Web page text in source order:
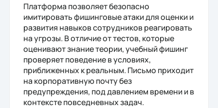
Платформа позволяет безопасно
имитировать фишинговые атаки для оценки и
развития навыков сотрудников реагировать
на угрозы. В отличие от тестов, которые
оценивают знание теории, учебный фишинг
проверяет поведение в условиях,
приближенных к реальным. Письмо приходит
на корпоративную почту без
предупреждения, под давлением времени и в
контексте повседневных задач.